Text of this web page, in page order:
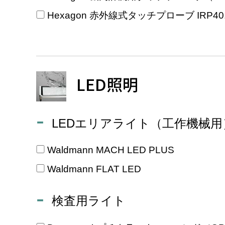
Hexagon 赤外線式タッチプローブ
LED照明
LEDエリアライト（工作機械用
Waldmann MACH LED PLUS
Waldmann FLAT LED
検査用ライト